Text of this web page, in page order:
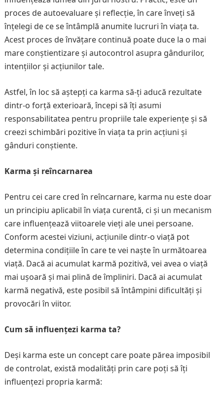
proces de autoevaluare și reflecție, în care înveți să
înțelegi de ce se întâmplă anumite lucruri în viața ta.
Acest proces de învățare continuă poate duce la o mai
mare conștientizare și autocontrol asupra gândurilor,
intențiilor și acțiunilor tale.
Astfel, în loc să aștepți ca karma să-ți aducă rezultate
dintr-o forță exterioară, începi să îți asumi
responsabilitatea pentru propriile tale experiențe și să
creezi schimbări pozitive în viața ta prin acțiuni și
gânduri conștiente.
Karma și reîncarnarea
Pentru cei care cred în reîncarnare, karma nu este doar
un principiu aplicabil în viața curentă, ci și un mecanism
care influențează viitoarele vieți ale unei persoane.
Conform acestei viziuni, acțiunile dintr-o viață pot
determina condițiile în care te vei naște în următoarea
viață. Dacă ai acumulat karmă pozitivă, vei avea o viață
mai ușoară și mai plină de împliniri. Dacă ai acumulat
karmă negativă, este posibil să întâmpini dificultăți și
provocări în viitor.
Cum să influențezi karma ta?
Deși karma este un concept care poate părea imposibil
de controlat, există modalități prin care poți să îți
influențezi propria karmă: